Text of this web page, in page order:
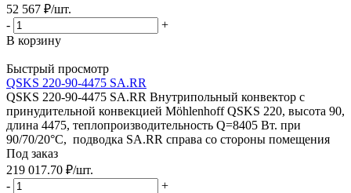
52 567 ₽/шт.
-
+
В корзину
Быстрый просмотр
QSKS 220-90-4475 SA.RR
QSKS 220-90-4475 SA.RR Внутрипольный конвектор с
принудительной конвекцией Möhlenhoff QSKS 220, высота 90,
длина 4475, теплопроизводительность Q=8405 Вт. при
90/70/20°C, подводка SA.RR справа со стороны помещения
Под заказ
219 017.70 ₽/шт.
-
+